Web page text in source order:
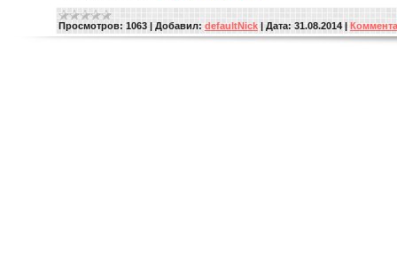
Просмотров: 1063 | Добавил: defaultNick | Дата: 31.08.2014 |